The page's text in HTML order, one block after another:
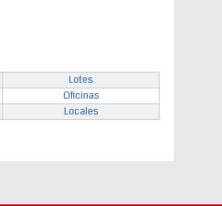
Lotes
Oficinas
Locales